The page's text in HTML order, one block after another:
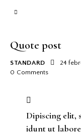
Quote post
STANDARD 24
0 Comments
Dipiscing elit,
idunt ut